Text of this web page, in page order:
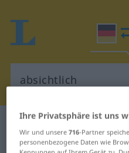
Deutsch-
Deutsch-
Ihre Privatsphäre ist uns
Wir und unsere716-Partner
personenbezogene Daten wie